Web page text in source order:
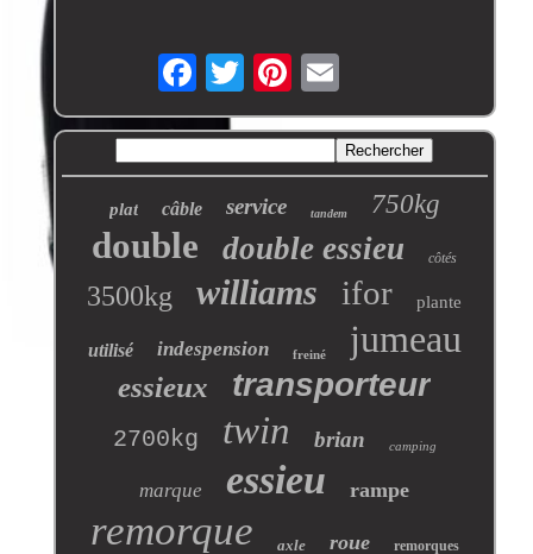
plat câble service tandem 750kg
double double essieu côtés
3500kg williams ifor plante
utilisé indespension freiné jumeau
essieux transporteur
2700kg twin brian camping
marque essieu rampe
remorque axle roue remorques